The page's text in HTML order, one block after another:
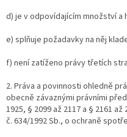
d) je v odpovídajícím množství a
e) splňuje požadavky na něj
f) není zatíženo právy třetích
2. Práva a povinnosti ohledně
obecně závaznými právními
1925, § 2099 až 2117 a § 2161
č. 634/1992 Sb., o ochraně